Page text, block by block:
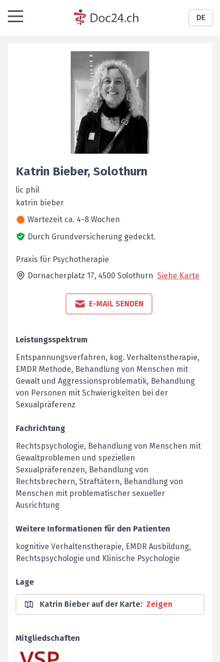
DE
Katrin Bieber, Solothurn
lic phil
katrin bieber
Wartezeit ca. 4-8 Wochen
Durch Grundversicherung gedeckt.
Praxis für Psychotherapie
Dornacherplatz 17, 4500 Solothurn Siehe Karte
E-MAIL SENDEN
Leistungsspektrum
Entspannungsverfahren, kog. Verhaltenstherapie,
EMDR Methode, Behandlung von Menschen mit
Gewalt und Aggressionsproblematik, Behandlung
von Personen mit Schwierigkeiten bei der
Sexualpräferenz
Fachrichtung
Rechtspsychologie, Behandlung von Menschen mit
Gewaltproblemen und speziellen
Sexualpräferenzen, Behandlung von
Rechtsbrechern, Straftätern, Behandlung von
Menschen mit problematischer sexueller
Ausrichtung
Weitere Informationen für den Patienten
kognitive Verhaltenstherapie, EMDR Ausbildung,
Rechtspsychologie und Klinische Psychologie
Lage
Katrin Bieber auf der Karte: Zeigen
Mitgliedschaften